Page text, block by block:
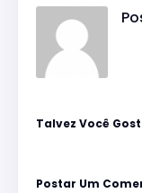
Talvez Você
Postar Um